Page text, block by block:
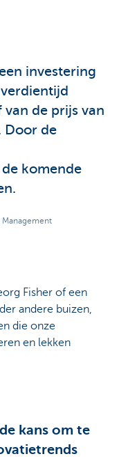
investering
de prijs van
Door de
komende
Management
Fisher of een
andere buizen,
die onze
en lekken
kans om te